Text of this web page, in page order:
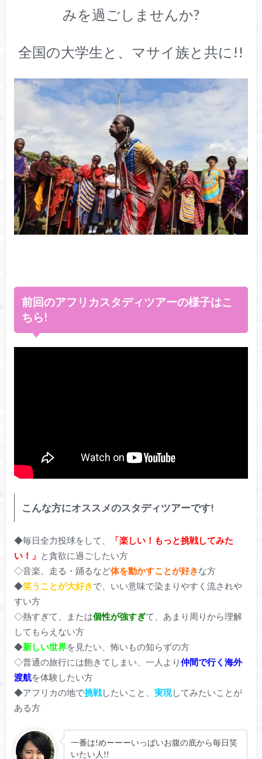
みを過ごしませんか?
全国の大学生と、マサイ族と共に!!
前回のアフリカスタディツアーの様子はこ
ちら!
こんな方にオススメのスタディツアーです!
◆毎日全力投球をして、
「楽しい！もっと挑戦してみた
い！」 と貪欲に過ごしたい方
◇音楽、走る・踊るなど体を動かすことが好きな方
◆笑うことが大好きで、いい意味で染まりやすく流されや
すい方
◇熱すぎて、または個性が強すぎて、あまり周りから理解
してもらえない方
◆新しい世界を見たい、怖いもの知らずの方
◇普通の旅行には飽きてしまい、一人より仲間で行く海外
渡航を体験したい方
◆アフリカの地で挑戦したいこと、 実現してみたいことが
ある方
一番は!めーーーいっぱいお腹の底から毎日笑
いたい人!!